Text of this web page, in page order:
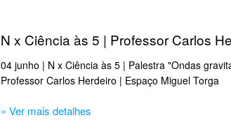
N x Ciência às 5 | Professor Carlos
04 junho | N x Ciência às 5 | Palestra "Ondas
Professor Carlos Herdeiro | Espaço Miguel Torga
» Ver mais detalhes